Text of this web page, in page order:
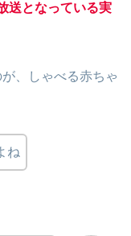
送となっている実
、しゃべる赤ちゃ
ね